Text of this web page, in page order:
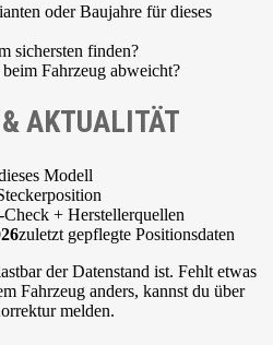
oder Baujahre für dieses
sichersten finden?
Fahrzeug abweicht?
AKTUALITÄT
Modell
Check + Herstellerquellen
zuletzt gepflegte Positionsdaten
der Datenstand ist. Fehlt etwas
Fahrzeug anders, kannst du über
melden.